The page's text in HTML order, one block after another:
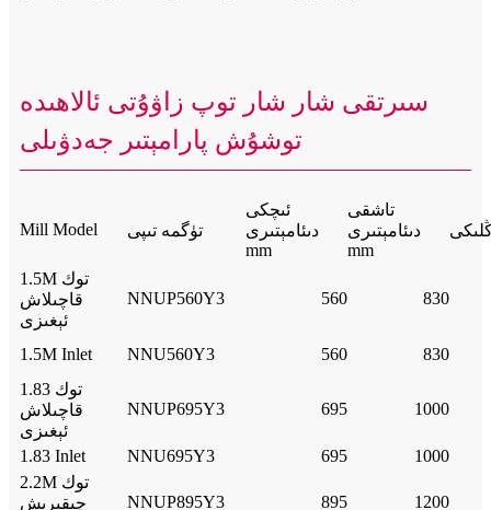
سىرتقى شار شار توپ زاۋۇتى ئالاھىدە
توشۇش پارامېتىر جەدۋىلى
Mill Model تۈگمە تىپى
ئىچكى
دىئامېتىرى
mm
تاشقى
دىئامېتىرى
mm
1.5M توك
قاچىلاش
ئېغىزى
NNUP560Y3 560 830
1.5M Inlet NNU560Y3 560
830
1.83 توك
قاچىلاش
ئېغىزى
NNUP695Y3 695 1000
1.83 Inlet NNU695Y3 695
1000
2.2M توك
چىقىرىش
NNUP895Y3 895 1200